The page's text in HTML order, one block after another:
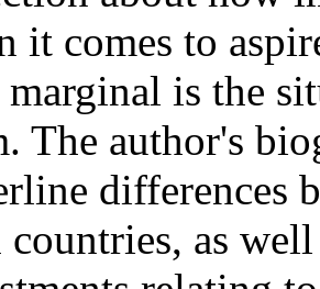
it comes to
is the
The author's
differences
countries, as